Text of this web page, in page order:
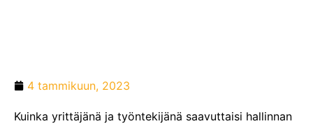
4 tammikuun, 2023
Kuinka yrittäjänä ja työntekijänä saavuttaisi hallinnan